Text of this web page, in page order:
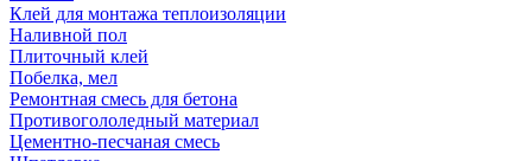
Клей для монтажа теплоизоляции
Наливной пол
Плиточный клей
Побелка, мел
Ремонтная смесь для бетона
Противогололедный материал
Цементно-песчаная смесь